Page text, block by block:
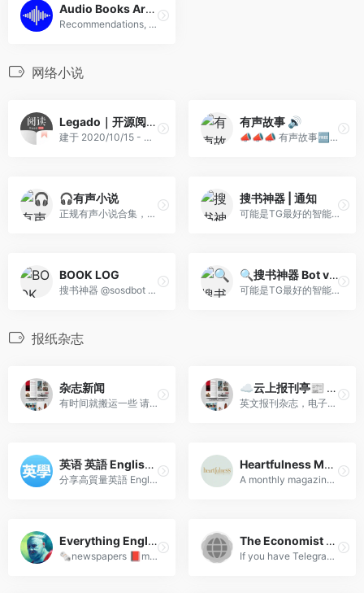
Audio Books Archive
Recommendations, quotes, an...
网络小说
Legado｜开源阅读｜频道
建于 2020/10/15 - 频道内发...
有声故事 🔊
📣📣📣 有声故事🆓 包括但不限于...
🎧有声小说
正规有声小说合集，懒人听书 ...
搜书神器 | 通知
可能是TG最好的智能搜书机器...
BOOK LOG
搜书神器 @sosdbot 书籍动态...
🔍搜书神器 Bot v1.1
可能是TG最好的智能搜书机器...
报纸杂志
杂志新闻
有时间就搬运一些 请于下载后...
☁️云上报刊亭📰 [精选] 🅥 — 新闻，报纸，杂志，电子书，资料 PDF🗞
英文报刊杂志，电子书，报纸...
英语 英語 English 學習
分享高質量英語 English 英语...
Heartfulness Magazine
A monthly magazine in which...
Everything English / Newspapers / Magazines
🗞newspapers 📕magazines 📚boo...
The Economist Sharing Channel
If you have Telegram , you ...